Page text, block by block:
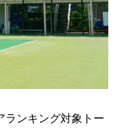
ランキング対象トー